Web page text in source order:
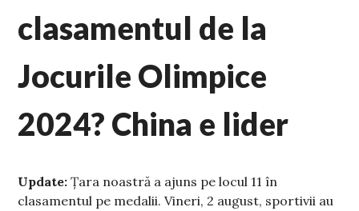
clasamentul de la
Jocurile Olimpice
2024? China e lider
Update: Țara noastră a ajuns pe locul 11 în
clasamentul pe medalii. Vineri, 2 august, sportivii au